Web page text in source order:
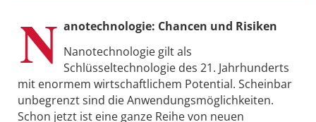
N anotechnologie: Chancen und Risiken
Nanotechnologie gilt als
Schlüsseltechnologie des 21. Jahrhunderts
mit enormem wirtschaftlichem Potential. Scheinbar
unbegrenzt sind die Anwendungsmöglichkeiten.
Schon jetzt ist eine ganze Reihe von neuen